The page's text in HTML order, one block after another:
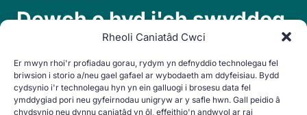
Rheoli Caniatâd Cwci
Er mwyn rhoi'r profiadau gorau, rydym yn defnyddio technolegau fel
briwsion i storio a/neu gael gafael ar wybodaeth am ddyfeisiau. Bydd
cydsynio i'r technolegau hyn yn ein galluogi i brosesu data fel
ymddygiad pori neu gyfeirnodau unigryw ar y safle hwn. Gall peidio â
chydsynio neu dynnu caniatâd yn ôl, effeithio'n andwyol ar rai
Dewch o hyd i'ch swyddog
cymdogaeth lleol: